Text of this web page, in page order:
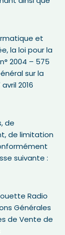
et
la loi pour la
2004 – 575
sur la
2016
de
de limitation
suivante :
Radio
Générales
de Vente de